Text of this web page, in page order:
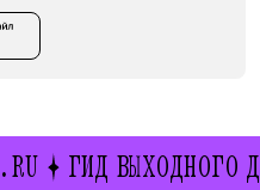
ГИД ВЫХОДНОГО ДНЯ